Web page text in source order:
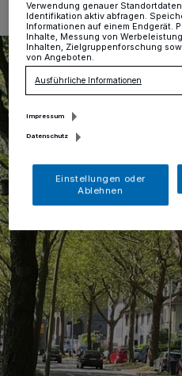
Verwendung genauer
Identifikation aktiv abfragen.
Informationen auf einem Endgerät.
Inhalte, Messung von
Inhalten, Zielgruppenforschung
von Angeboten.
Ausführliche Informationen
Impressum
Datenschutz
Einstellungen oder
Ablehnen